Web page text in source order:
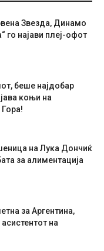
Звезда, Динамо
го најави плеј-офот
беше најдобар
коњи на
на Лука Дончиќ
за алиментација
за Аргентина,
на